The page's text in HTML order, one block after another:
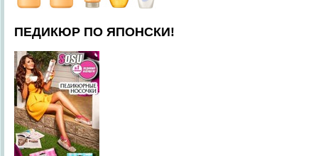
ПЕДИКЮР ПО ЯПОНСКИ!